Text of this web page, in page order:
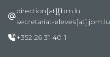
direction[at]ljbm.lu
secretariat-eleves[at]ljbm.lu
+352 26 31 40-1